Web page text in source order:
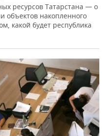
ресурсов Татарстана — о
объектов накопленного
какой будет республика